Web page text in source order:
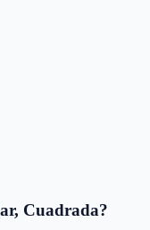
Cuadrada?